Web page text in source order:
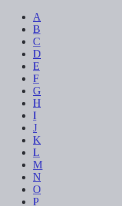
A
B
C
D
E
F
G
H
I
J
K
L
M
N
O
P